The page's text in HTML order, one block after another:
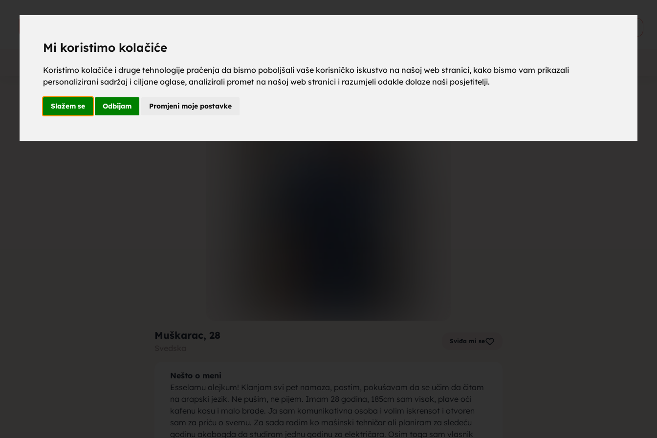
Mi koristimo kolačiće
Koristimo kolačiće i druge tehnologije praćenja da bismo poboljšali vaše korisničko iskustvo na našoj web stranici, kako bismo vam prikazali
personalizirani sadržaj i ciljane oglase, analizirali promet na našoj web stranici i razumjeli odakle dolaze naši posjetitelji.
Slažem se Odbijam Promjeni moje postavke
Muškarac, 28 Sviđa mi se
Nešto o meni
Esselamu alejkum! Klanjam svi pet namaza, postim, pokuśavam da se učim da čitam
na arapski jezik. Ne puśim, ne pijem. Imam 28 godina, 185cm sam visok, plave oći
kafenu kosu i malo brade. Ja sam komunikativna osoba i volim iskrensot i otvoren
sam za priću o svemu. Za sada radim ko maśinski tehničar ali planiram za sledeću
godinu akobogda da studiram jednu godinu za električara. Osim toga sam vlasnik
upoznaj za brak, zene za
brak, muskarci za brak,
brak, devojke za brak sa sela,
momci za brak sa sela, trazim